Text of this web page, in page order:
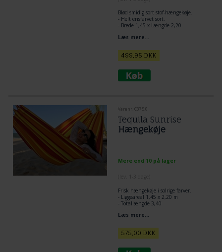
Blød smidig sort stof-hængekøje.
- Helt ensfarvet sort.
- Brede 1,45 x Længde 2,20.
Læs mere...
499,95 DKK
Varenr. C375.0
Tequila Sunrise
Hængekøje
Mere end 10 på lager
Frisk hængekøje i solrige farver.
- Liggeareal 1,45 x 2,20 m
- Totallængde 3,40
Læs mere...
575,00 DKK